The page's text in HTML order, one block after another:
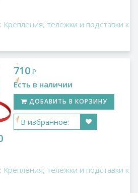
Крепления, тележки и подставки к
710 ₽
Есть в наличии
ДОБАВИТЬ В КОРЗИНУ
В избранное:
Крепления, тележки и подставки к